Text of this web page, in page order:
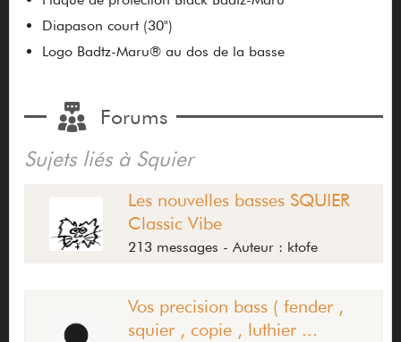
Diapason court (30")
Logo Badtz-Maru® au dos de la basse
Forums
Sujets liés à Squier
Les nouvelles basses SQUIER
Classic Vibe
213 messages - Auteur : ktofe
Vos precision bass ( fender ,
squier , copie , luthier ...